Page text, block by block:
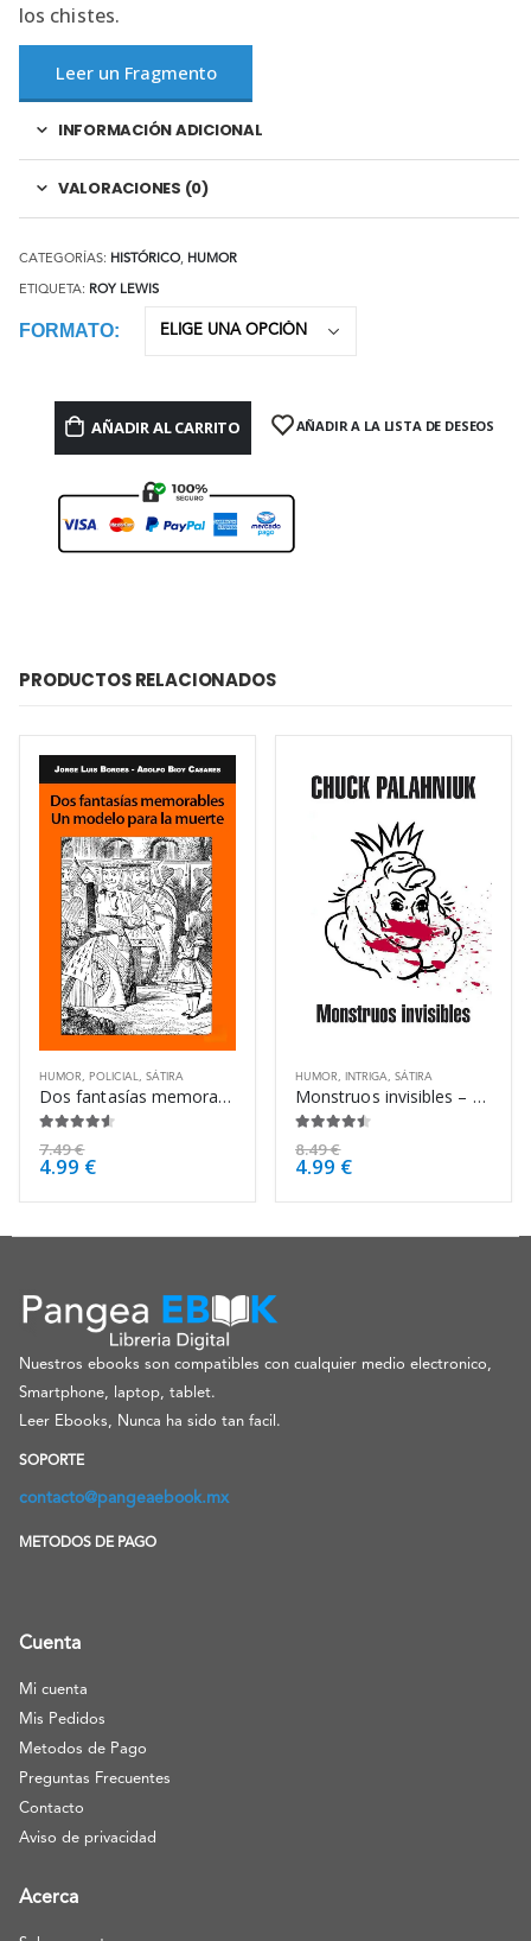
los chistes.
Leer un Fragmento
INFORMACIÓN ADICIONAL
VALORACIONES (0)
CATEGORÍAS: HISTÓRICO, HUMOR
ETIQUETA: ROY LEWIS
FORMATO
AÑADIR AL CARRITO AÑADIR A LA LISTA DE DESEOS
PRODUCTOS RELACIONADOS
HUMOR POLICIAL SÁTIRA
Dos fantasías memorables. Un modelo para – Jorge Luis Borges
7.49€
4.99 €
HUMOR INTRIGA SÁTIRA
Monstruos invisibles – Chuck Palahniuk
8.49€
4.99 €
Nuestros ebooks son compatibles con cualquier medio electronico,
Smartphone, laptop, tablet.
Leer Ebooks, Nunca ha sido tan facil.
SOPORTE
contacto@pangeaebook.mx
METODOS DE PAGO
Cuenta
Mi cuenta
Mis Pedidos
Metodos de Pago
Preguntas Frecuentes
Contacto
Aviso de privacidad
Acerca